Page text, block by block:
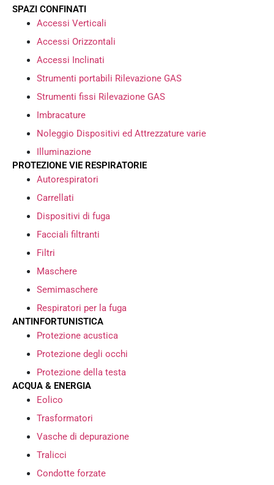
SPAZI CONFINATI
Accessi Verticali
Accessi Orizzontali
Accessi Inclinati
Strumenti portabili Rilevazione GAS
Strumenti fissi Rilevazione GAS
Imbracature
Noleggio Dispositivi ed Attrezzature varie
Illuminazione
PROTEZIONE VIE RESPIRATORIE
Autorespiratori
Carrellati
Dispositivi di fuga
Facciali filtranti
Filtri
Maschere
Semimaschere
Respiratori per la fuga
ANTINFORTUNISTICA
Protezione acustica
Protezione degli occhi
Protezione della testa
ACQUA & ENERGIA
Eolico
Trasformatori
Vasche di depurazione
Tralicci
Condotte forzate